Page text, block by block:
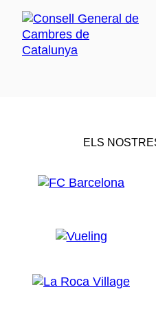
ELS